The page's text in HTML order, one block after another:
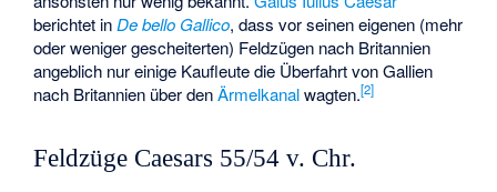
berichtet inDe bello Gallico, dass vor seinen eigenen (mehr
oder weniger gescheiterten) Feldzügen nach Britannien
angeblich nur einige Kaufleute die Überfahrt von Gallien
nach Britannien über denÄrmelkanalwagten.[2]
Feldzüge Caesars 55/54 v. Chr.